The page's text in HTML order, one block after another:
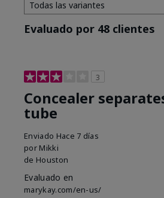
Evaluado por 48 clientes
3
Concealer
tube
Enviado Hace 7 días
por Mikki
de Houston
Evaluado en
marykay.com/en-us/